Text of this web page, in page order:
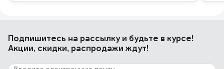
Подпишитесь на рассылкуи будьте в курсе!
Акции, скидки, распродажи ждут!